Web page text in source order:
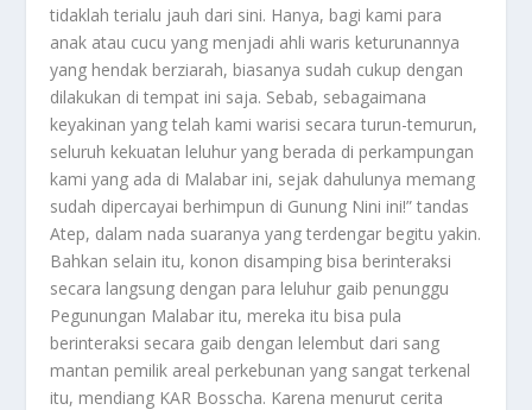
tidaklah terialu jauh dari sini. Hanya, bagi kami para
anak atau cucu yang menjadi ahli waris keturunannya
yang hendak berziarah, biasanya sudah cukup dengan
dilakukan di tempat ini saja. Sebab, sebagaimana
keyakinan yang telah kami warisi secara turun-temurun,
seluruh kekuatan leluhur yang berada di perkampungan
kami yang ada di Malabar ini, sejak dahulunya memang
sudah dipercayai berhimpun di Gunung Nini ini!” tandas
Atep, dalam nada suaranya yang terdengar begitu yakin.
Bahkan selain itu, konon disamping bisa berinteraksi
secara langsung dengan para leluhur gaib penunggu
Pegunungan Malabar itu, mereka itu bisa pula
berinteraksi secara gaib dengan lelembut dari sang
mantan pemilik areal perkebunan yang sangat terkenal
itu, mendiang KAR Bosscha. Karena menurut cerita